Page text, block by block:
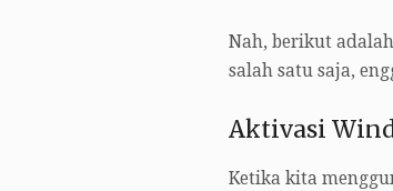
Nah, berikut
salah satu saja,
Aktivasi
Ketika kita